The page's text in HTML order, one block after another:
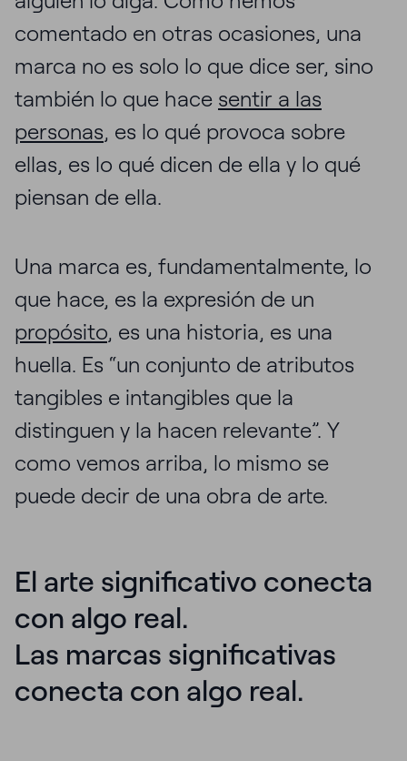
comentado en otras ocasiones, una
marca no es solo lo que dice ser, sino
también lo que hace sentir a las
personas, es lo qué provoca sobre
ellas, es lo qué dicen de ella y lo qué
piensan de ella.
Una marca es, fundamentalmente, lo
que hace, es la expresión de un
propósito, es una historia, es una
huella. Es “un conjunto de atributos
tangibles e intangibles que la
distinguen y la hacen relevante”. Y
como vemos arriba, lo mismo se
puede decir de una obra de arte.
El arte significativo conecta
con algo real.
Las marcas significativas
conecta con algo real.